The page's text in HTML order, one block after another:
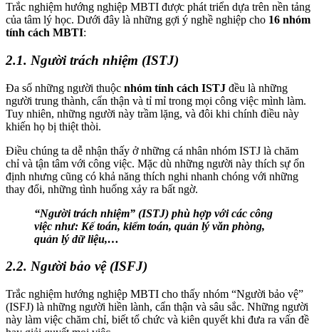
Trắc nghiệm hướng nghiệp MBTI được phát triển dựa trên nền tảng
của tâm lý học. Dưới đây là những gợi ý nghề nghiệp cho 16 nhóm
tính cách MBTI:
2.1. Người trách nhiệm (ISTJ)
Đa số những người thuộc nhóm tính cách ISTJ đều là những
người trung thành, cẩn thận và tỉ mỉ trong mọi công việc mình làm.
Tuy nhiên, những người này trầm lặng, và đôi khi chính điều này
khiến họ bị thiệt thòi.
Điều chúng ta dễ nhận thấy ở những cá nhân nhóm ISTJ là chăm
chỉ và tận tâm với công việc. Mặc dù những người này thích sự ổn
định nhưng cũng có khả năng thích nghi nhanh chóng với những
thay đổi, những tình huống xảy ra bất ngờ.
“Người trách nhiệm” (ISTJ) phù hợp với các công
việc như: Kế toán, kiểm toán, quản lý văn phòng,
quản lý dữ liệu,…
2.2. Người bảo vệ (ISFJ)
Trắc nghiệm hướng nghiệp MBTI cho thấy nhóm “Người bảo vệ”
(ISFJ) là những người hiền lành, cẩn thận và sâu sắc. Những người
này làm việc chăm chỉ, biết tổ chức và kiên quyết khi đưa ra vấn đề